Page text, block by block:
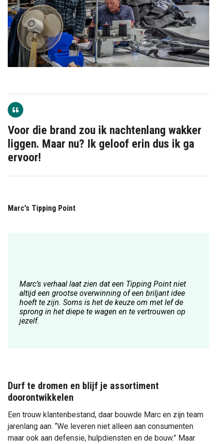
Voor die brand zou ik nachtenlang wakker
liggen. Maar nu? Ik geloof erin dus ik ga
ervoor!
Marc's Tipping Point
Marc’s verhaal laat zien dat een Tipping Point niet
altijd een grootse overwinning of een briljant idee
hoeft te zijn. Soms is het de keuze om met lef de
sprong in het diepe te wagen en te vertrouwen op
jezelf.
Durf te dromen en blijf je assortiment
doorontwikkelen
Een trouw klantenbestand, daar bouwde Marc en zijn team
jarenlang aan. “We leveren niet alleen aan consumenten
maar ook aan defensie, hulpdiensten en de bouw.” Maar